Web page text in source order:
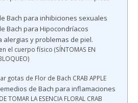
Bach para inhibiciones sexuales
Bach para Hipocondríacos
alergias y problemas de piel.
en el cuerpo físico (SÍNTOMAS EN
gotas de Flor de Bach CRAB APPLE
de Bach para inflamaciones
TOMAR LA ESENCIA FLORAL CRAB